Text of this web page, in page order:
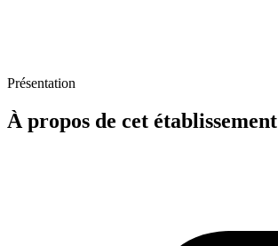
Présentation
À propos de cet établissement